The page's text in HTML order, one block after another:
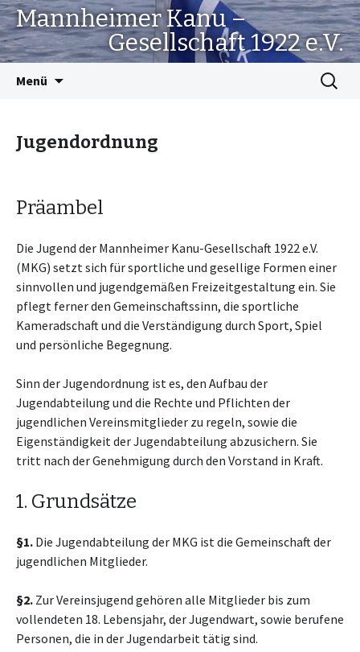
Mannheimer Kanu –
Gesellschaft 1922 e.V.
Menü
Suchen
nach:
Jugendordnung
Präambel
Die Jugend der Mannheimer Kanu-Gesellschaft 1922 e.V.
(MKG) setzt sich für sportliche und gesellige Formen einer
sinnvollen und jugendgemäßen Freizeitgestaltung ein. Sie
pflegt ferner den Gemeinschaftssinn, die sportliche
Kameradschaft und die Verständigung durch Sport, Spiel
und persönliche Begegnung.
Sinn der Jugendordnung ist es, den Aufbau der
Jugendabteilung und die Rechte und Pflichten der
jugendlichen Vereinsmitglieder zu regeln, sowie die
Eigenständigkeit der Jugendabteilung abzusichern. Sie
tritt nach der Genehmigung durch den Vorstand in Kraft.
1. Grundsätze
§1. Die Jugendabteilung der MKG ist die Gemeinschaft der
jugendlichen Mitglieder.
§2. Zur Vereinsjugend gehören alle Mitglieder bis zum
vollendeten 18. Lebensjahr, der Jugendwart, sowie berufene
Personen, die in der Jugendarbeit tätig sind.